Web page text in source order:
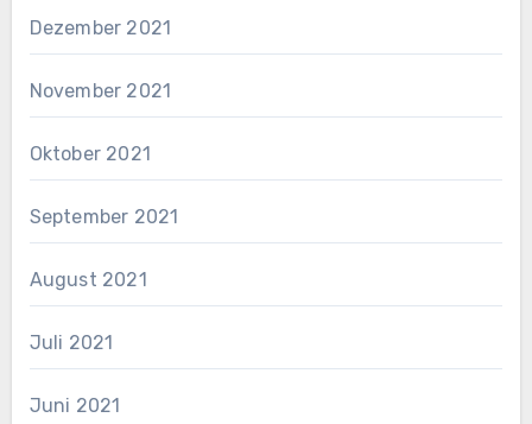
Dezember 2021
November 2021
Oktober 2021
September 2021
August 2021
Juli 2021
Juni 2021